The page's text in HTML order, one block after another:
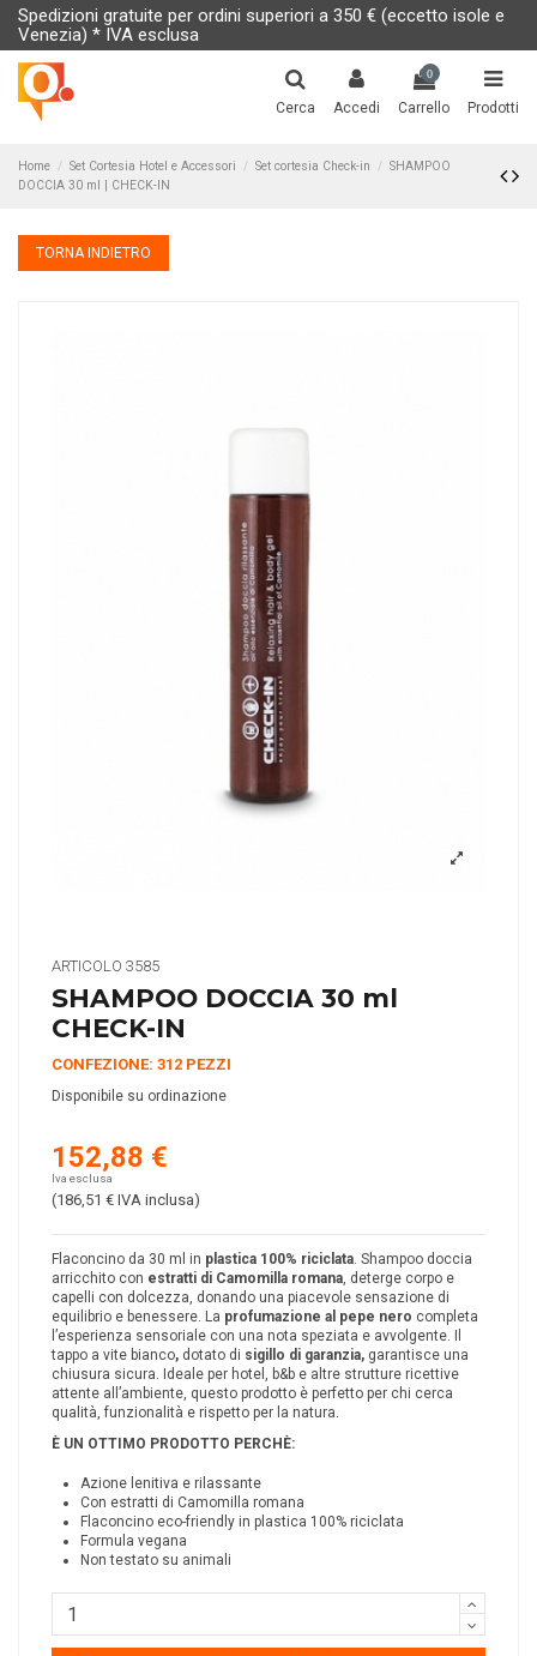
Spedizioni gratuite per ordini superiori a 350 € (eccetto isole e
Venezia) * IVA esclusa
Cerca Accedi
0
Carrello Prodotti
Home Set Cortesia Hotel e Accessori Set cortesia Check-in
SHAMPOO
DOCCIA 30 ml | CHECK-IN
TORNA INDIETRO
ARTICOLO 3585
SHAMPOO DOCCIA 30 ml
CHECK-IN
CONFEZIONE: 312 PEZZI
Disponibile su ordinazione
152,88 €
Iva esclusa
(186,51 € IVA inclusa)
Flaconcino da 30 ml in plastica 100% riciclata. Shampoo doccia
arricchito con estratti di Camomilla romana, deterge corpo e
capelli con dolcezza, donando una piacevole sensazione di
equilibrio e benessere. La profumazione al pepe nero completa
l’esperienza sensoriale con una nota speziata e avvolgente. Il
tappo a vite bianco, dotato di sigillo di garanzia, garantisce una
chiusura sicura. Ideale per hotel, b&b e altre strutture ricettive
attente all’ambiente, questo prodotto è perfetto per chi cerca
qualità, funzionalità e rispetto per la natura.
È UN OTTIMO PRODOTTO PERCHÈ:
Azione lenitiva e rilassante
Con estratti di Camomilla romana
Flaconcino eco-friendly in plastica 100% riciclata
Formula vegana
Non testato su animali